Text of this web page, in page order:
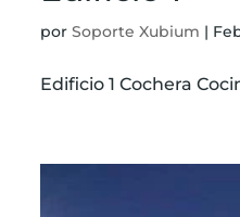
porSoporte Xubium |
Edificio 1 Cochera